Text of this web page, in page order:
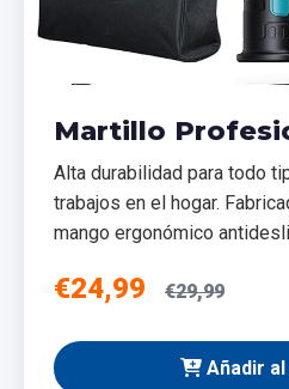
Martillo
Alta durabilidad para todo
trabajos en el hogar.
mango ergonómico
€24,99 €29,99
Añadir